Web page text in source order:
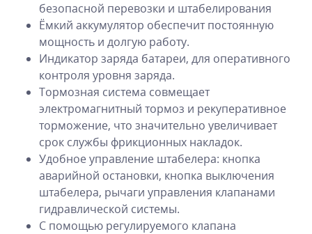
безопасной перевозки и штабелирования
Ёмкий аккумулятор обеспечит постоянную
мощность и долгую работу.
Индикатор заряда батареи, для оперативного
контроля уровня заряда.
Тормозная система совмещает
электромагнитный тормоз и рекуперативное
торможение, что значительно увеличивает
срок службы фрикционных накладок.
Удобное управление штабелера: кнопка
аварийной остановки, кнопка выключения
штабелера, рычаги управления клапанами
гидравлической системы.
С помощью регулируемого клапана